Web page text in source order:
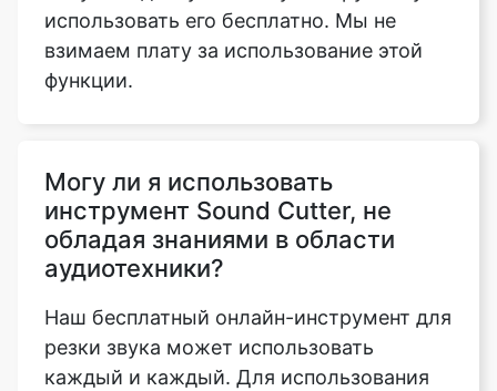
Могу ли я использовать
аудиотехники?
Наш бесплатный онлайн-инструмент для
резки звука может использовать
каждый и каждый. Для использования
этой функции вам вообще не нужно